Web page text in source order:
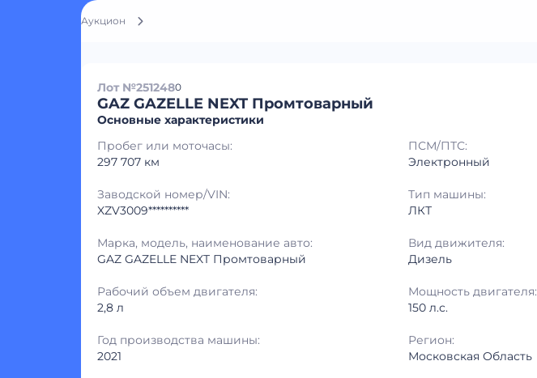
Аукцион
Лот №2512480
GAZ GAZELLE NEXT Промтоварный
Основные характеристики
Пробег или моточасы:
297 707 км
ПСМ/ПТС:
Электронный
Заводской номер/VIN:
XZV3009**********
Тип машины:
ЛКТ
Марка, модель, наименование авто:
GAZ GAZELLE NEXT Промтоварный
Вид движителя:
Дизель
Рабочий объем двигателя:
2,8 л
Мощность двигателя:
150 л.с.
Год производства машины:
2021
Регион:
Московская Область